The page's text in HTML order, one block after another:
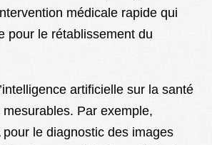
médicale rapide qui
pour le rétablissement du
artificielle sur la santé
Par exemple,
pour le diagnostic des images